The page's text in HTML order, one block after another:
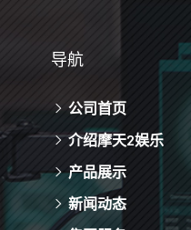
导航
公司首页
介绍摩天2娱乐
产品展示
新闻动态